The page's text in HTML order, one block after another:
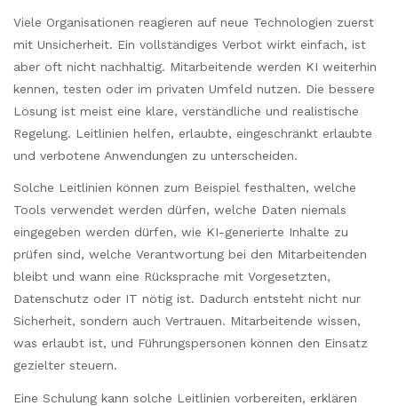
Viele Organisationen reagieren auf neue Technologien zuerst
mit Unsicherheit. Ein vollständiges Verbot wirkt einfach, ist
aber oft nicht nachhaltig. Mitarbeitende werden KI weiterhin
kennen, testen oder im privaten Umfeld nutzen. Die bessere
Lösung ist meist eine klare, verständliche und realistische
Regelung. Leitlinien helfen, erlaubte, eingeschränkt erlaubte
und verbotene Anwendungen zu unterscheiden.
Solche Leitlinien können zum Beispiel festhalten, welche
Tools verwendet werden dürfen, welche Daten niemals
eingegeben werden dürfen, wie KI-generierte Inhalte zu
prüfen sind, welche Verantwortung bei den Mitarbeitenden
bleibt und wann eine Rücksprache mit Vorgesetzten,
Datenschutz oder IT nötig ist. Dadurch entsteht nicht nur
Sicherheit, sondern auch Vertrauen. Mitarbeitende wissen,
was erlaubt ist, und Führungspersonen können den Einsatz
gezielter steuern.
Eine Schulung kann solche Leitlinien vorbereiten, erklären